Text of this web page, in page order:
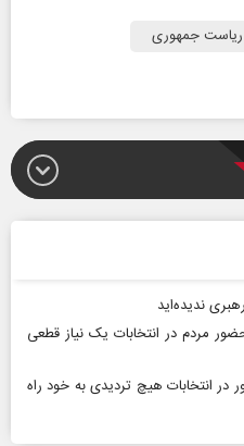
ریاست جمهوری
ندیده‌اید
مردم در انتخابات یک نیاز قطعی
در انتخابات هیچ تردیدی به خود راه